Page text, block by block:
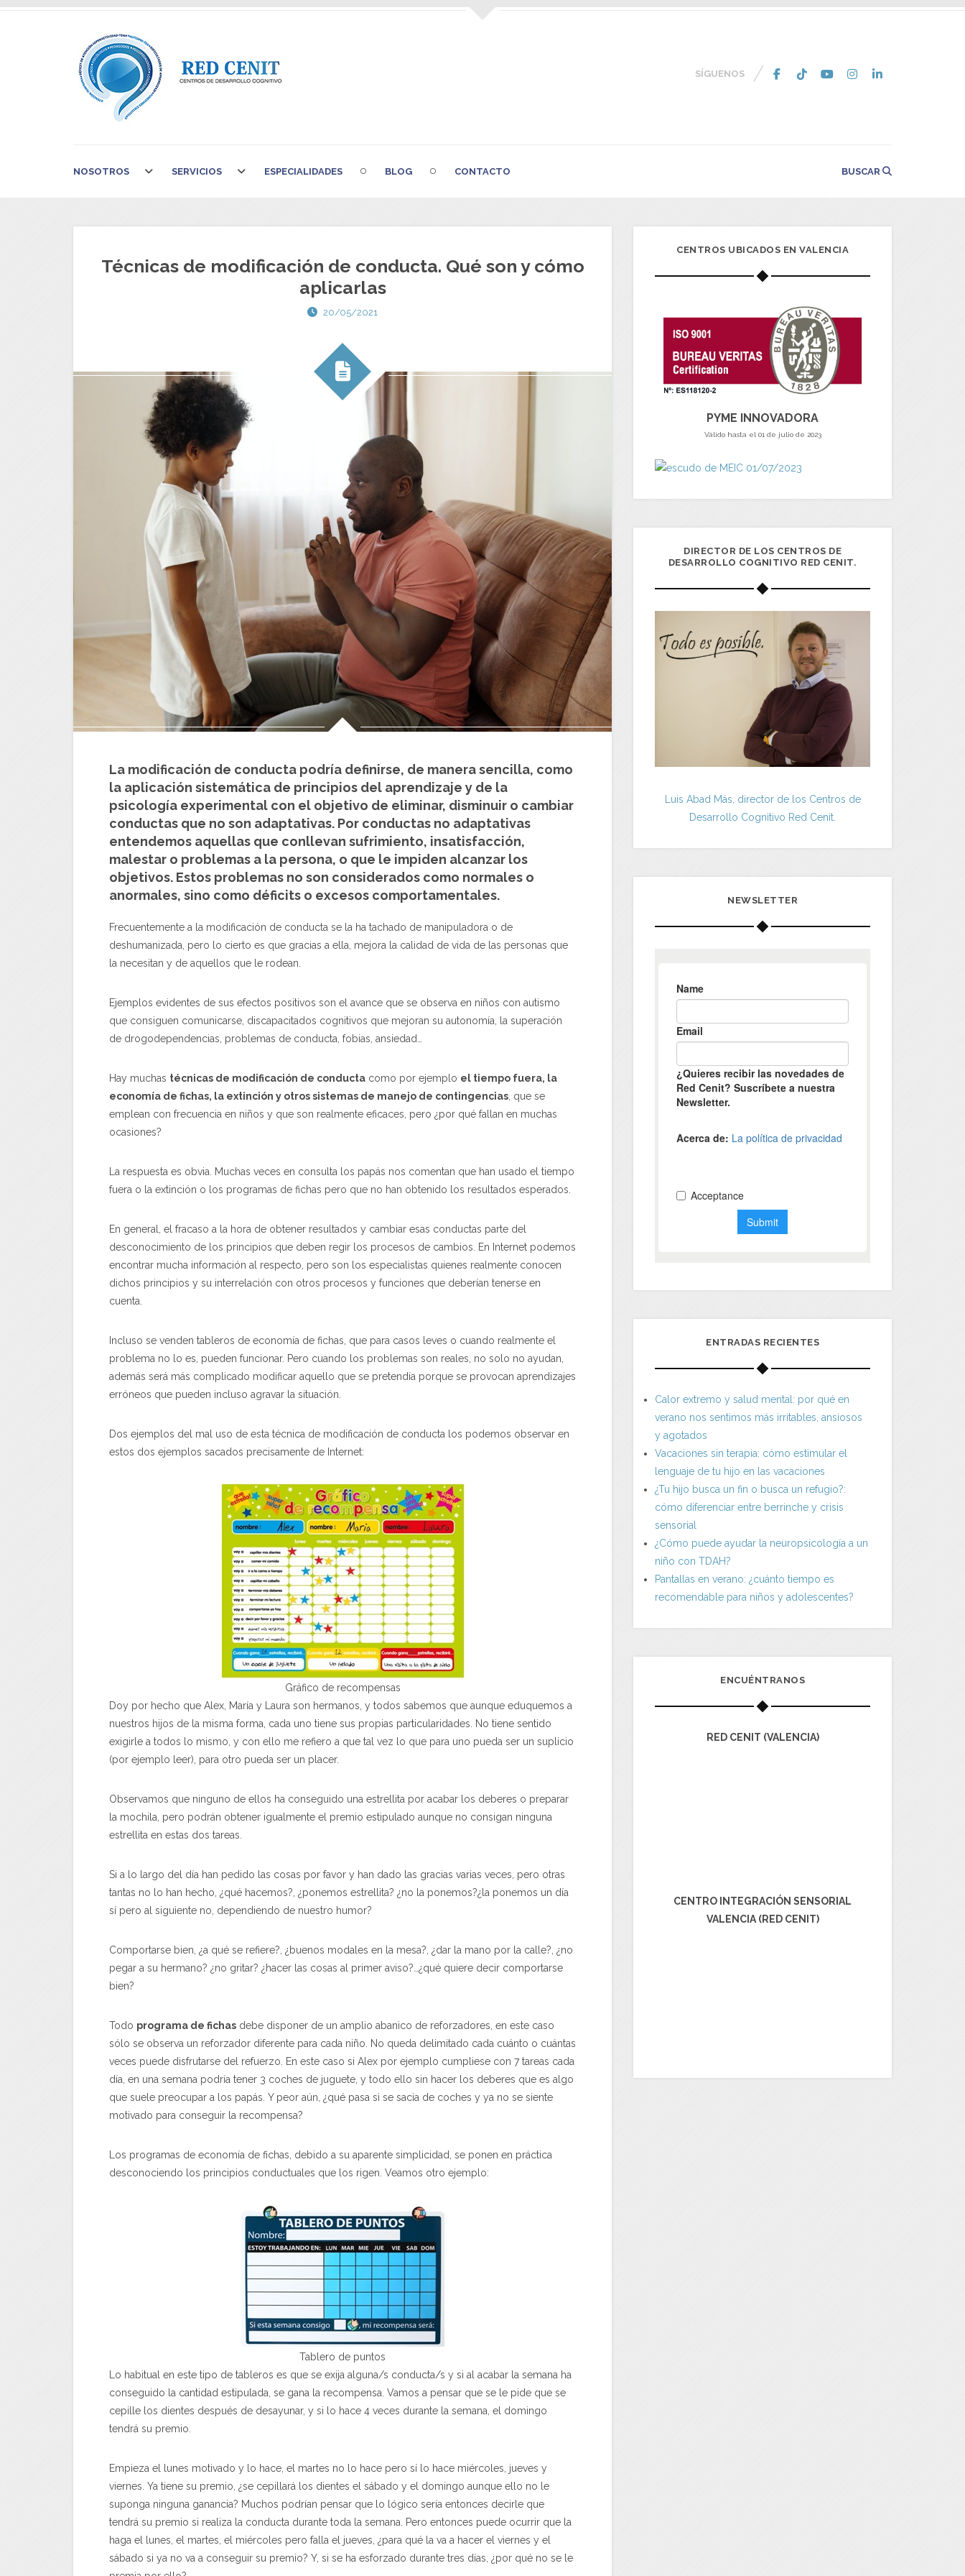
SÍGUENOS
NOSOTROS SERVICIOS ESPECIALIDADES BLOG CONTACTO BUSCAR
Técnicas de modificación de conducta. Qué son y cómo
aplicarlas
20/05/2021
La modificación de conducta podría definirse, de manera sencilla, como
la aplicación sistemática de principios del aprendizaje y de la
psicología experimental con el objetivo de eliminar, disminuir o cambiar
conductas que no son adaptativas. Por conductas no adaptativas
entendemos aquellas que conllevan sufrimiento, insatisfacción,
malestar o problemas a la persona, o que le impiden alcanzar los
objetivos. Estos problemas no son considerados como normales o
anormales, sino como déficits o excesos comportamentales.
Frecuentemente a la modificación de conducta se la ha tachado de manipuladora o de
deshumanizada, pero lo cierto es que gracias a ella, mejora la calidad de vida de las personas que
la necesitan y de aquellos que le rodean.
Ejemplos evidentes de sus efectos positivos son el avance que se observa en niños con autismo
que consiguen comunicarse, discapacitados cognitivos que mejoran su autonomía, la superación
de drogodependencias, problemas de conducta, fobias, ansiedad…
Hay muchas técnicas de modificación de conducta como por ejemplo el tiempo fuera, la
economía de fichas, la extinción y otros sistemas de manejo de contingencias , que se
emplean con frecuencia en niños y que son realmente eficaces, pero ¿por qué fallan en muchas
ocasiones?
La respuesta es obvia. Muchas veces en consulta los papás nos comentan que han usado el tiempo
fuera o la extinción o los programas de fichas pero que no han obtenido los resultados esperados.
En general, el fracaso a la hora de obtener resultados y cambiar esas conductas parte del
desconocimiento de los principios que deben regir los procesos de cambios. En Internet podemos
encontrar mucha información al respecto, pero son los especialistas quienes realmente conocen
dichos principios y su interrelación con otros procesos y funciones que deberían tenerse en
cuenta.
Incluso se venden tableros de economía de fichas, que para casos leves o cuando realmente el
problema no lo es, pueden funcionar. Pero cuando los problemas son reales, no solo no ayudan,
además será más complicado modificar aquello que se pretendía porque se provocan aprendizajes
erróneos que pueden incluso agravar la situación.
Dos ejemplos del mal uso de esta técnica de modificación de conducta los podemos observar en
estos dos ejemplos sacados precisamente de Internet:
Gráfico de recompensas
Doy por hecho que Alex, María y Laura son hermanos, y todos sabemos que aunque eduquemos a
nuestros hijos de la misma forma, cada uno tiene sus propias particularidades. No tiene sentido
exigirle a todos lo mismo, y con ello me refiero a que tal vez lo que para uno pueda ser un suplicio
(por ejemplo leer), para otro pueda ser un placer.
Observamos que ninguno de ellos ha conseguido una estrellita por acabar los deberes o preparar
la mochila, pero podrán obtener igualmente el premio estipulado aunque no consigan ninguna
estrellita en estas dos tareas.
Si a lo largo del día han pedido las cosas por favor y han dado las gracias varias veces, pero otras
tantas no lo han hecho, ¿qué hacemos?, ¿ponemos estrellita? ¿no la ponemos?¿la ponemos un día
sí pero al siguiente no, dependiendo de nuestro humor?
Comportarse bien, ¿a qué se refiere?, ¿buenos modales en la mesa?, ¿dar la mano por la calle?, ¿no
pegar a su hermano? ¿no gritar? ¿hacer las cosas al primer aviso?…¿qué quiere decir comportarse
bien?
Todo programa de fichas debe disponer de un amplio abanico de reforzadores, en este caso
sólo se observa un reforzador diferente para cada niño. No queda delimitado cada cuánto o cuántas
veces puede disfrutarse del refuerzo. En este caso si Alex por ejemplo cumpliese con 7 tareas cada
día, en una semana podría tener 3 coches de juguete, y todo ello sin hacer los deberes que es algo
que suele preocupar a los papás. Y peor aún, ¿qué pasa si se sacia de coches y ya no se siente
motivado para conseguir la recompensa?
Los programas de economía de fichas, debido a su aparente simplicidad, se ponen en práctica
desconociendo los principios conductuales que los rigen. Veamos otro ejemplo:
Tablero de puntos
Lo habitual en este tipo de tableros es que se exija alguna/s conducta/s y si al acabar la semana ha
conseguido la cantidad estipulada, se gana la recompensa. Vamos a pensar que se le pide que se
cepille los dientes después de desayunar, y si lo hace 4 veces durante la semana, el domingo
tendrá su premio.
Empieza el lunes motivado y lo hace, el martes no lo hace pero sí lo hace miércoles, jueves y
viernes. Ya tiene su premio, ¿se cepillará los dientes el sábado y el domingo aunque ello no le
suponga ninguna ganancia? Muchos podrían pensar que lo lógico sería entonces decirle que
tendrá su premio si realiza la conducta durante toda la semana. Pero entonces puede ocurrir que la
haga el lunes, el martes, el miércoles pero falla el jueves, ¿para qué la va a hacer el viernes y el
sábado si ya no va a conseguir su premio? Y, si se ha esforzado durante tres días, ¿por qué no se le
CENTROS UBICADOS EN VALENCIA
PYME INNOVADORA
Válido hasta el 01 de julio de 2023
DIRECTOR DE LOS CENTROS DE
DESARROLLO COGNITIVO RED CENIT.
Luis Abad Más, director de los Centros de
Desarrollo Cognitivo Red Cenit.
NEWSLETTER
ENTRADAS RECIENTES
Calor extremo y salud mental: por qué en
verano nos sentimos más irritables, ansiosos
y agotados
Vacaciones sin terapia: cómo estimular el
lenguaje de tu hijo en las vacaciones
¿Tu hijo busca un fin o busca un refugio?:
cómo diferenciar entre berrinche y crisis
sensorial
¿Cómo puede ayudar la neuropsicología a un
niño con TDAH?
Pantallas en verano: ¿cuánto tiempo es
recomendable para niños y adolescentes?
ENCUÉNTRANOS
RED CENIT (VALENCIA)
CENTRO INTEGRACIÓN SENSORIAL
VALENCIA (RED CENIT)